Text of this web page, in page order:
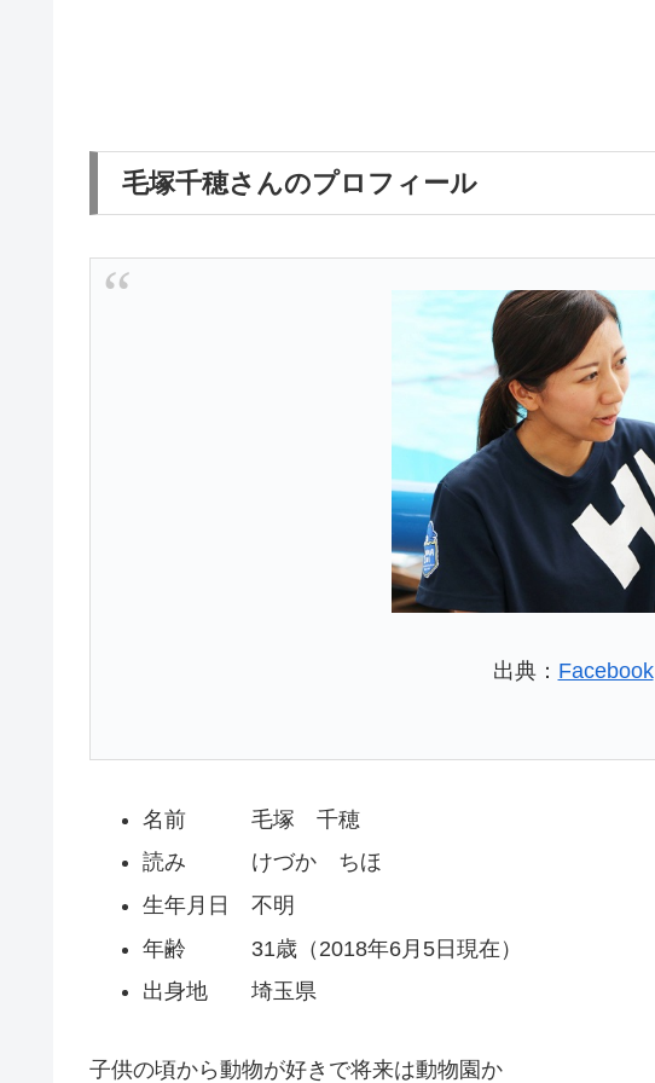
毛塚千穂さんのプロフィール
出典： Facebook
名前 毛塚 千穂
読み けづか ちほ
生年月日 不明
年齢 31歳（2018年6月5日現在）
出身地 埼玉県
子供の頃から動物が好きで将来は動物園か